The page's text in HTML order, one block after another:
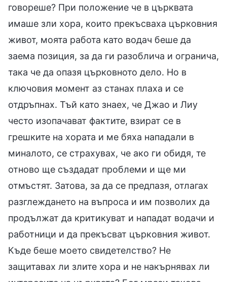
говореше? При положение че в църквата
имаше зли хора, които прекъсваха църковния
живот, моята работа като водач беше да
заема позиция, за да ги разоблича и огранича,
така че да опазя църковното дело. Но в
ключовия момент аз станах плаха и се
отдръпнах. Тъй като знаех, че Джао и Лиу
често изопачават фактите, взират се в
грешките на хората и ме бяха нападали в
миналото, се страхувах, че ако ги обидя, те
отново ще създадат проблеми и ще ми
отмъстят. Затова, за да се предпазя, отлагах
разглеждането на въпроса и им позволих да
продължат да критикуват и нападат водачи и
работници и да прекъсват църковния живот.
Къде беше моето свидетелство? Не
защитавах ли злите хора и не накърнявах ли